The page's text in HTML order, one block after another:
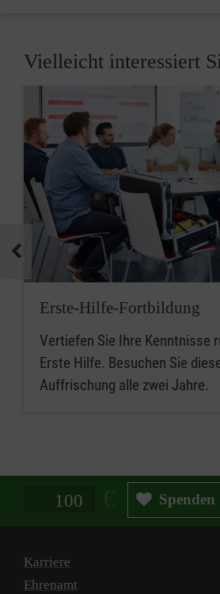
Vielleicht interessiert
Erste-Hilfe-Fortbildung
Vertiefen Sie Ihre Kenntnisse
Erste Hilfe. Besuchen Sie
Auffrischung alle zwei Jahre.
Spendenbetrag in Euro Spenden
Karriere
Ehrenamt